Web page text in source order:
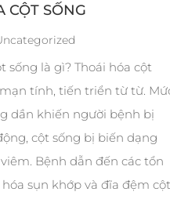
CỘT SỐNG
sống là gì? Thoái hóa cột
tính, tiến triển từ từ.
dần khiến người bệnh bị
cột sống bị biến dạng
Bệnh dẫn đến các tổn
sụn khớp và đĩa đệm